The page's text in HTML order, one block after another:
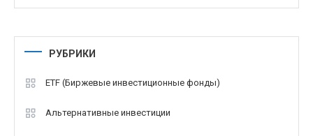
РУБРИКИ
ETF (Биржевые инвестиционные фонды)
Альтернативные инвестиции